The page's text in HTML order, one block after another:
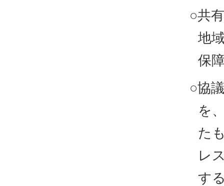
○共
地
保
○協
を
た
レ
す